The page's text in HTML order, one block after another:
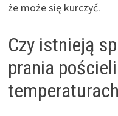
że może się kurczyć.
Czy istnieją
prania